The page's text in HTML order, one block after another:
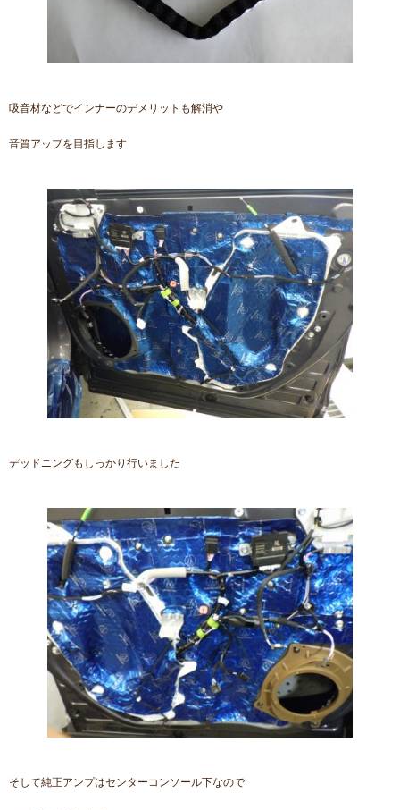
吸音材などでインナーのデメリットも解消や
音質アップを目指します
デッドニングもしっかり行いました
そして純正アンプはセンターコンソール下なので